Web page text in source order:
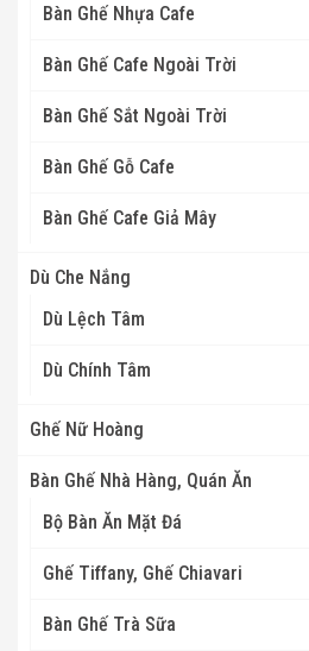
Bàn Ghế Nhựa Cafe
Bàn Ghế Cafe Ngoài Trời
Bàn Ghế Sắt Ngoài Trời
Bàn Ghế Gỗ Cafe
Bàn Ghế Cafe Giả Mây
Dù Che Nắng
Dù Lệch Tâm
Dù Chính Tâm
Ghế Nữ Hoàng
Bàn Ghế Nhà Hàng, Quán Ăn
Bộ Bàn Ăn Mặt Đá
Ghế Tiffany, Ghế Chiavari
Bàn Ghế Trà Sữa